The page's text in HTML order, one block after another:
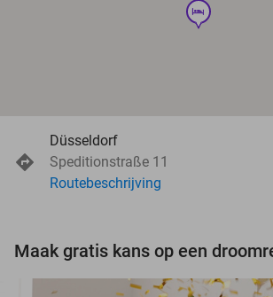
hotel
Düsseldorf
Speditionstraße 11
Routebeschrijving